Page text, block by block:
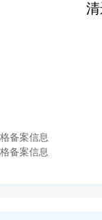
发展
备案信息
备案信息